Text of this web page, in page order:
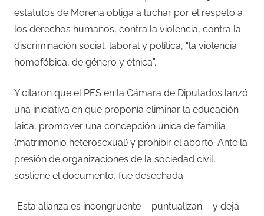
estatutos de Morena obliga a luchar por el respeto a
los derechos humanos, contra la violencia, contra la
discriminación social, laboral y política, “la violencia
homofóbica, de género y étnica”.
Y citaron que el PES en la Cámara de Diputados lanzó
una iniciativa en que proponía eliminar la educación
laica, promover una concepción única de familia
(matrimonio heterosexual) y prohibir el aborto. Ante la
presión de organizaciones de la sociedad civil,
sostiene el documento, fue desechada.
“Esta alianza es incongruente —puntualizan— y deja